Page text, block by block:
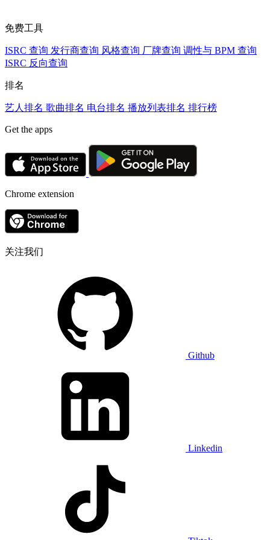
免费工具
ISRC 查询 发行商查询 风格查询 厂牌查询 调性与 BPM 查询
ISRC 反向查询
排名
艺人排名 歌曲排名 电台排名 播放列表排名 排行榜
Get the apps
Chrome extension
关注我们
Github
Linkedin